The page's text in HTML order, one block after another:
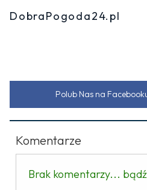
DobraPogoda24.pl
Polub Nas na
Komentarze
Brak komentarzy...